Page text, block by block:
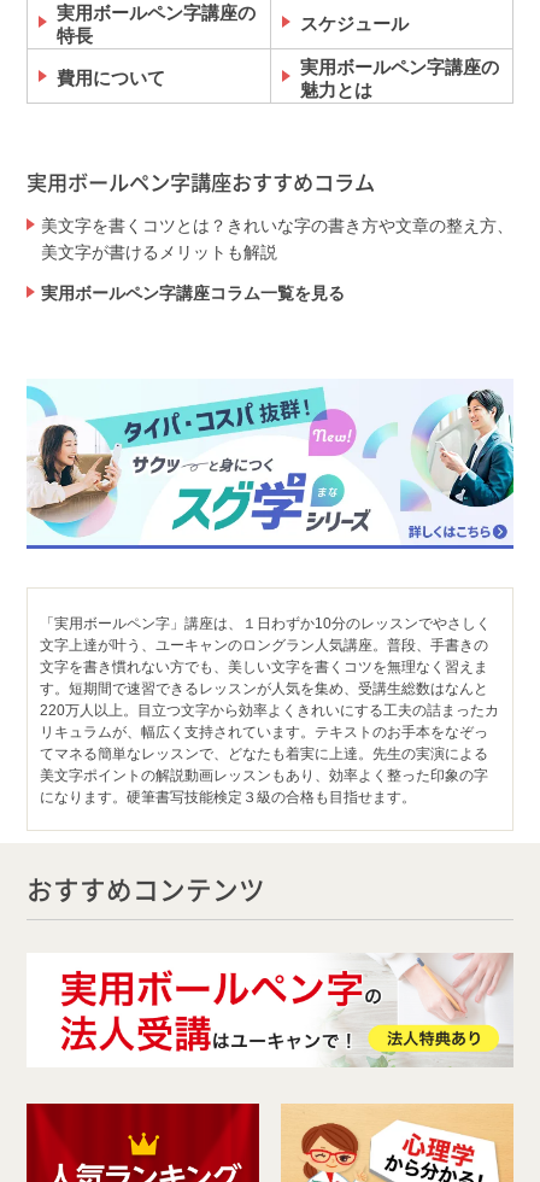
実用ボールペン字講座の
特長
スケジュール
費用について
実用ボールペン字講座の
魅力とは
実用ボールペン字講座おすすめコラム
美文字を書くコツとは？きれいな字の書き方や文章の整え方、
美文字が書けるメリットも解説
実用ボールペン字講座コラム一覧を見る
「実用ボールペン字」講座は、１日わずか10分のレッスンでやさしく
文字上達が叶う、ユーキャンのロングラン人気講座。普段、手書きの
文字を書き慣れない方でも、美しい文字を書くコツを無理なく習えま
す。短期間で速習できるレッスンが人気を集め、受講生総数はなんと
220万人以上。目立つ文字から効率よくきれいにする工夫の詰まったカ
リキュラムが、幅広く支持されています。テキストのお手本をなぞっ
てマネる簡単なレッスンで、どなたも着実に上達。先生の実演による
美文字ポイントの解説動画レッスンもあり、効率よく整った印象の字
になります。硬筆書写技能検定３級の合格も目指せます。
おすすめコンテンツ